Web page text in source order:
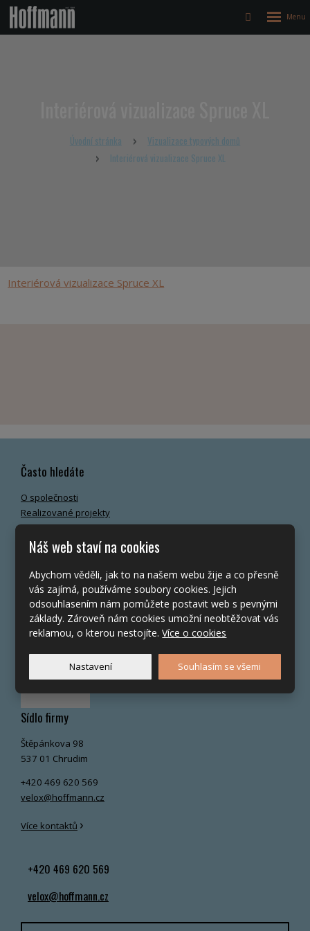
Vyhledávání
menu
Úvodní stránka
Vizualizace typových domů
Interiérová vizualizace Spruce XL
Interiérová vizualizace Spruce XL
Často hledáte
O společnosti
Realizované projekty
Napsali o nás
Nejčastější dotazy
Bezpečnost a ochrana osobních údajů (GDPR)
Nastavení Cookies
Sídlo firmy
Štěpánkova 98
537 01 Chrudim
+420 469 620 569
velox@hoffmann.cz
Více kontaktů ›
+420 469 620 569
velox@hoffmann.cz
Náš web staví na cookies
Abychom věděli, jak to na našem webu žije a co přesně
vás zajímá, používáme soubory cookies. Jejich
odsouhlasením nám pomůžete postavit web s pevnými
základy. Zároveň nám cookies umožní neobtěžovat vás
reklamou, o kterou nestojíte.Více o cookies
Nastavení Souhlasím se všemi